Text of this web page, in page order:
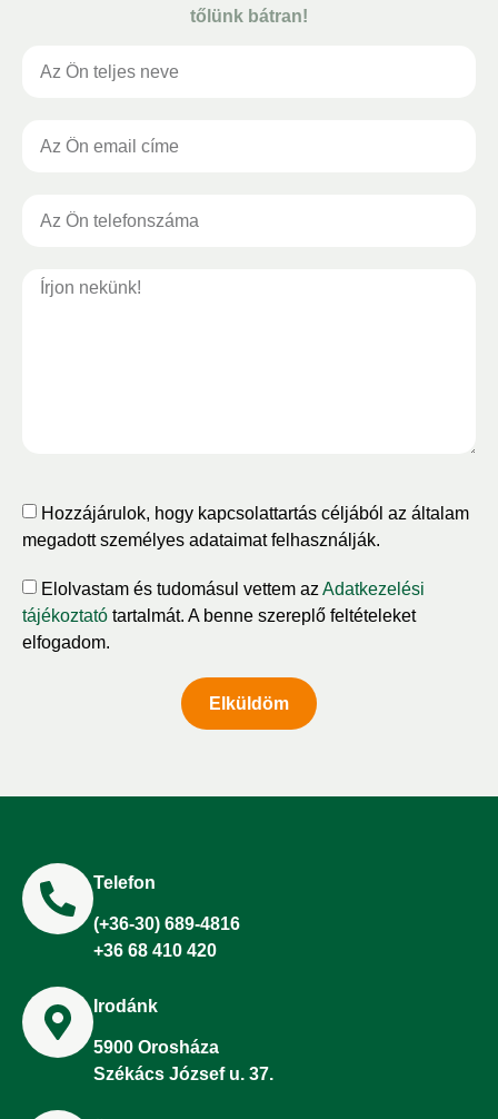
tőlünk bátran!
Hozzájárulok, hogy kapcsolattartás céljából az általam
megadott személyes adataimat felhasználják.
Elolvastam és tudomásul vettem az Adatkezelési
tájékoztató tartalmát. A benne szereplő feltételeket
elfogadom.
Elküldöm
Telefon
(+36-30) 689-4816
+36 68 410 420
Irodánk
5900 Orosháza
Székács József u. 37.